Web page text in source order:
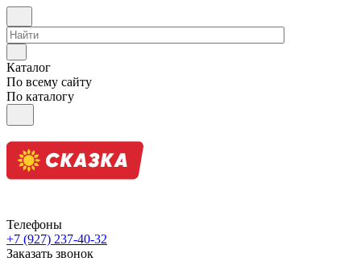
Каталог
По всему сайту
По каталогу
Телефоны
+7 (927) 237-40-32
Заказать звонок